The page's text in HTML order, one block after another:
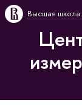
Высшая школа